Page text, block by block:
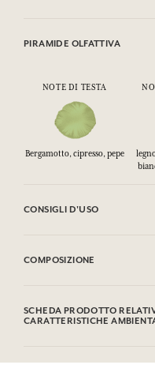
PIRAMIDE OLFATTIVA
NOTE DI TESTA
Bergamotto, cipresso, pepe
CONSIGLI D'USO
COMPOSIZIONE
Limonene, Alpha-Isomethyl
Citral, Cinnamyl Alcohol,
SCHEDA PRODOTTO
CARATTERISTICHE